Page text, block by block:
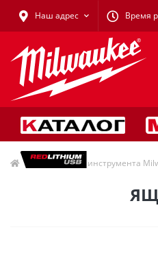
Наш адрес Время
Хранение инструмента